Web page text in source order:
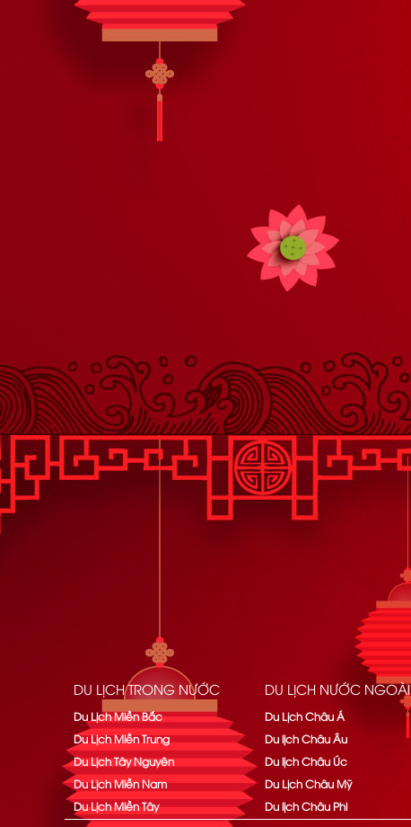
DU LỊCH TRONG NƯỚC
Du Lịch Miền Bắc
Du Lịch Miền Trung
Du Lịch Tây Nguyên
Du Lịch Miền Nam
Du Lịch Miền Tây
DU LỊCH NƯỚC NGOÀI
Du Lịch Châu Á
Du lịch Châu Âu
Du lịch Châu Úc
Du Lịch Châu Mỹ
Du lịch Châu Phi